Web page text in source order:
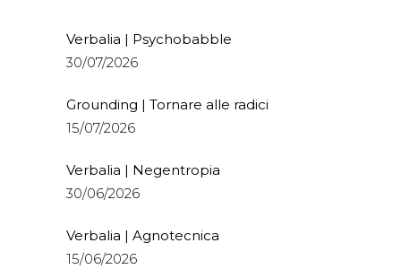
Verbalia | Psychobabble
30/07/2026
Grounding | Tornare alle radici
15/07/2026
Verbalia | Negentropia
30/06/2026
Verbalia | Agnotecnica
15/06/2026